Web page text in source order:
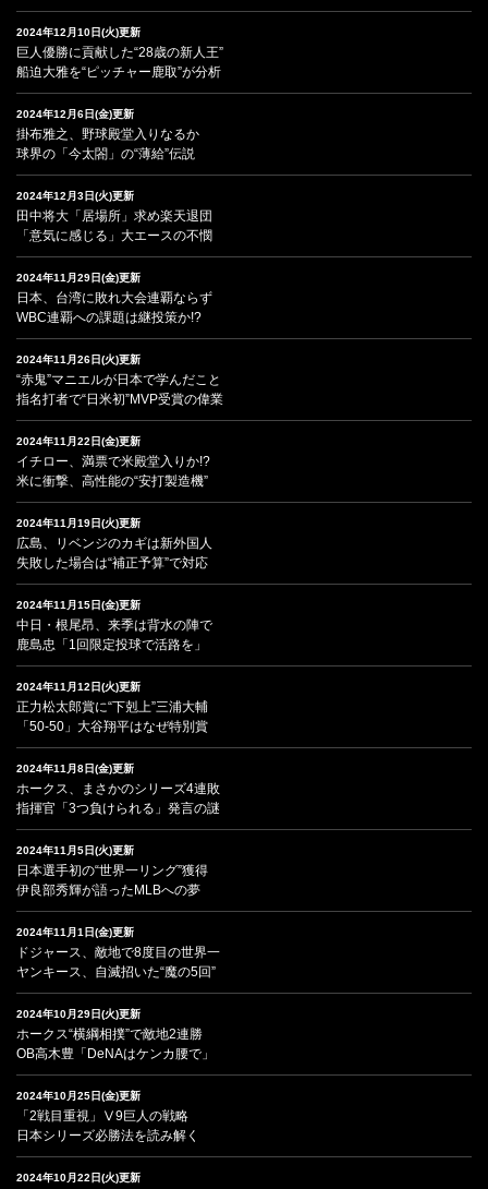
2024年12月10日(火)更新
巨人優勝に貢献した“28歳の新人王”
船迫大雅を“ピッチャー鹿取”が分析
2024年12月6日(金)更新
掛布雅之、野球殿堂入りなるか
球界の「今太閤」の“薄給”伝説
2024年12月3日(火)更新
田中将大「居場所」求め楽天退団
「意気に感じる」大エースの不憫
2024年11月29日(金)更新
日本、台湾に敗れ大会連覇ならず
WBC連覇への課題は継投策か!?
2024年11月26日(火)更新
“赤鬼”マニエルが日本で学んだこと
指名打者で“日米初”MVP受賞の偉業
2024年11月22日(金)更新
イチロー、満票で米殿堂入りか!?
米に衝撃、高性能の“安打製造機”
2024年11月19日(火)更新
広島、リベンジのカギは新外国人
失敗した場合は“補正予算”で対応
2024年11月15日(金)更新
中日・根尾昂、来季は背水の陣で
鹿島忠「1回限定投球で活路を」
2024年11月12日(火)更新
正力松太郎賞に“下剋上”三浦大輔
「50-50」大谷翔平はなぜ特別賞
2024年11月8日(金)更新
ホークス、まさかのシリーズ4連敗
指揮官「3つ負けられる」発言の謎
2024年11月5日(火)更新
日本選手初の“世界一リング”獲得
伊良部秀輝が語ったMLBへの夢
2024年11月1日(金)更新
ドジャース、敵地で8度目の世界一
ヤンキース、自滅招いた“魔の5回”
2024年10月29日(火)更新
ホークス“横綱相撲”で敵地2連勝
OB高木豊「DeNAはケンカ腰で」
2024年10月25日(金)更新
「2戦目重視」Ⅴ9巨人の戦略
日本シリーズ必勝法を読み解く
2024年10月22日(火)更新